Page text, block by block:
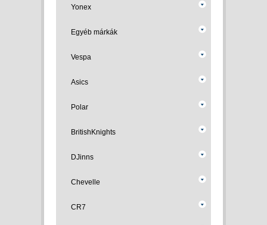
Yonex
Egyéb márkák
Vespa
Asics
Polar
BritishKnights
DJinns
Chevelle
CR7